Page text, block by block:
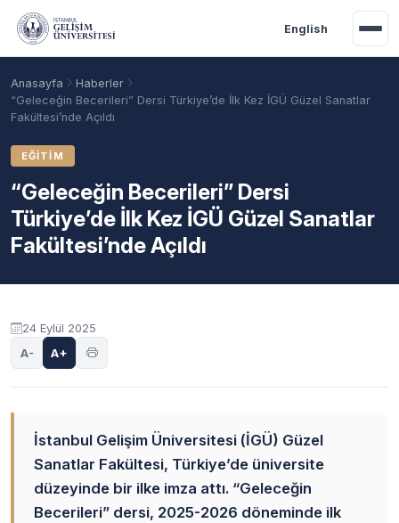
Ana içeriğe geç
English
Anasayfa
Haberler
“Geleceğin Becerileri” Dersi Türkiye’de İlk Kez İGÜ Güzel Sanatlar
Fakültesi’nde Açıldı
EĞITIM
“Geleceğin Becerileri” Dersi
Türkiye’de İlk Kez İGÜ Güzel Sanatlar
Fakültesi’nde Açıldı
24 Eylül 2025
A- A+
İstanbul Gelişim Üniversitesi (İGÜ) Güzel
Sanatlar Fakültesi, Türkiye’de üniversite
düzeyinde bir ilke imza attı. “Geleceğin
Becerileri” dersi, 2025-2026 döneminde ilk